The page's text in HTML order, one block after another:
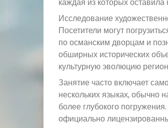
Исследование
Посетители могут
по османским дворцам и
обширных исторических
культурную эволюцию
Занятие часто включает
нескольких языках, обычно
более глубокого
официально